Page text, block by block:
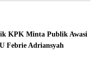
KPK Minta Publik Awasi
Febrie Adriansyah